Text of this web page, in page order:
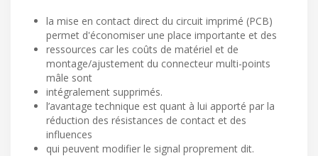
la mise en contact direct du circuit imprimé (PCB)
permet d'économiser une place importante et des
ressources car les coûts de matériel et de
montage/ajustement du connecteur multi-points
mâle sont
intégralement supprimés.
l’avantage technique est quant à lui apporté par la
réduction des résistances de contact et des
influences
qui peuvent modifier le signal proprement dit.